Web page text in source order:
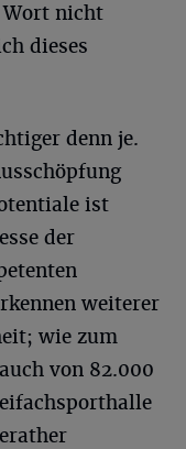
Wort nicht
dieses
denn je.
ist
der
weiterer
wie zum
von 82.000